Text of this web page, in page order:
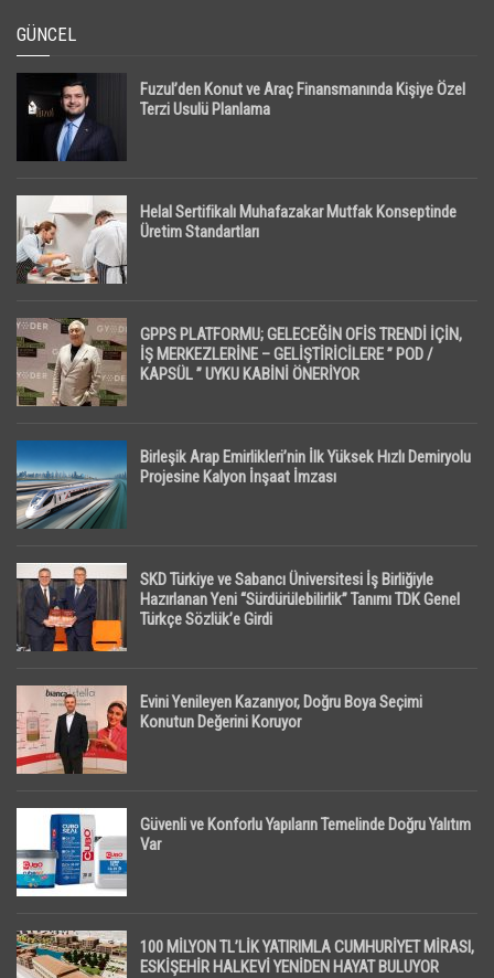
GÜNCEL
Fuzul’den Konut ve Araç Finansmanında Kişiye Özel
Terzi Usulü Planlama
Helal Sertifikalı Muhafazakar Mutfak Konseptinde
Üretim Standartları
GPPS PLATFORMU; GELECEĞİN OFİS TRENDİ İÇİN,
İŞ MERKEZLERİNE – GELİŞTİRİCİLERE ” POD /
KAPSÜL ” UYKU KABİNİ ÖNERİYOR
Birleşik Arap Emirlikleri’nin İlk Yüksek Hızlı Demiryolu
Projesine Kalyon İnşaat İmzası
SKD Türkiye ve Sabancı Üniversitesi İş Birliğiyle
Hazırlanan Yeni “Sürdürülebilirlik” Tanımı TDK Genel
Türkçe Sözlük’e Girdi
Evini Yenileyen Kazanıyor, Doğru Boya Seçimi
Konutun Değerini Koruyor
Güvenli ve Konforlu Yapıların Temelinde Doğru Yalıtım
Var
100 MİLYON TL’LİK YATIRIMLA CUMHURİYET MİRASI,
ESKİŞEHİR HALKEVİ YENİDEN HAYAT BULUYOR